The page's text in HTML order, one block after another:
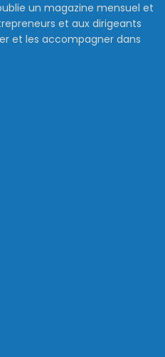
un magazine mensuel et
et aux dirigeants
et les accompagner dans